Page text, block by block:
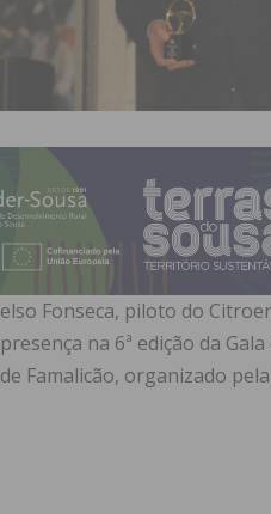
elso Fonseca, piloto do
presença na 6ª edição da
de Famalicão, organizado